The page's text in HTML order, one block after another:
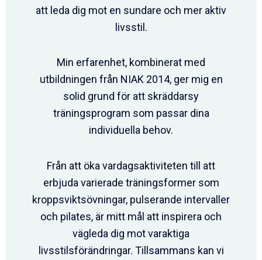
att leda dig mot en sundare och mer aktiv
livsstil.
Min erfarenhet, kombinerat med
utbildningen från NIAK 2014, ger mig en
solid grund för att skräddarsy
träningsprogram som passar dina
individuella behov.
Från att öka vardagsaktiviteten till att
erbjuda varierade träningsformer som
kroppsviktsövningar, pulserande intervaller
och pilates, är mitt mål att inspirera och
vägleda dig mot varaktiga
livsstilsförändringar. Tillsammans kan vi